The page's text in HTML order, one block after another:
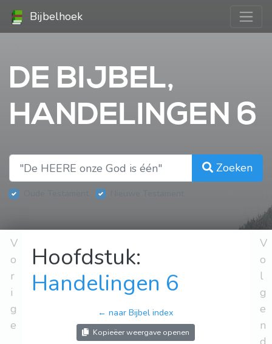
Bijbelhoek
DE BIJBEL,
HANDELINGEN 6
Zoeken
V
o
r
i
g
e
Hoofdstuk:
Handelingen 6
← naar Bijbel index
Kopieëer weergave openen
V
o
l
g
e
n